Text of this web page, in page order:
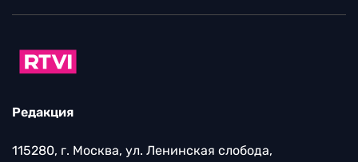
Редакция
115280, г. Москва, ул. Ленинская слобода,